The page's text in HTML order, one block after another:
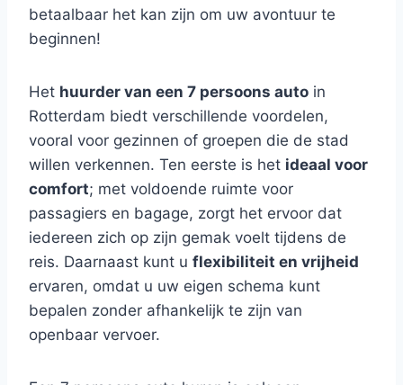
betaalbaar het kan zijn om uw avontuur te
beginnen!
Het huurder van een 7 persoons auto in
Rotterdam biedt verschillende voordelen,
vooral voor gezinnen of groepen die de stad
willen verkennen. Ten eerste is het ideaal voor
comfort; met voldoende ruimte voor
passagiers en bagage, zorgt het ervoor dat
iedereen zich op zijn gemak voelt tijdens de
reis. Daarnaast kunt u flexibiliteit en vrijheid
ervaren, omdat u uw eigen schema kunt
bepalen zonder afhankelijk te zijn van
openbaar vervoer.